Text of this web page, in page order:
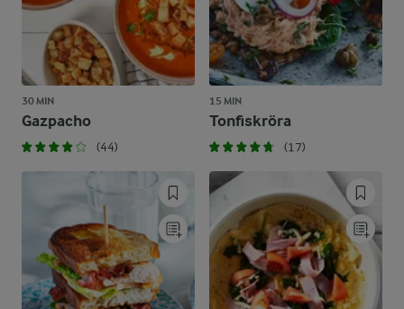
30 MIN
Gazpacho
(44)
15 MIN
Tonfiskröra
(17)